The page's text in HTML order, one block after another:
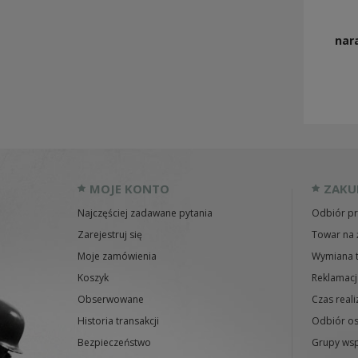
MOJE KONTO
Najczęściej zadawane pytania
Zarejestruj się
Moje zamówienia
Koszyk
Obserwowane
Historia transakcji
Bezpieczeństwo
Odbiór
Towar na
Wymiana
Czas
Odbiór
Grupy